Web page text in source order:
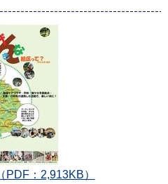
（PDF：2,913KB）